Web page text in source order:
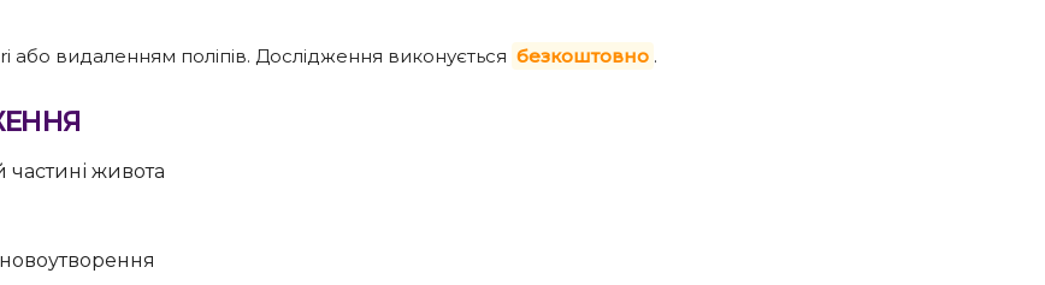
видаленням поліпів. Дослідження виконується безкоштовно .
частині живота